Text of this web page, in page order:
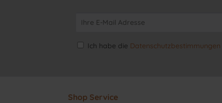
Ich habe die Datenschutzbestimmungen
Shop Service